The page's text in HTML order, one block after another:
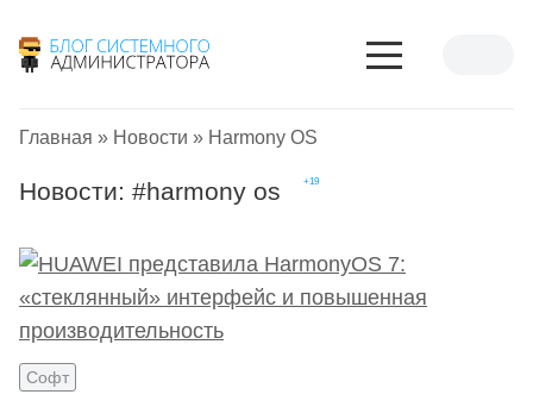
Главная » Новости » Harmony OS
Новости: #harmony os
Софт